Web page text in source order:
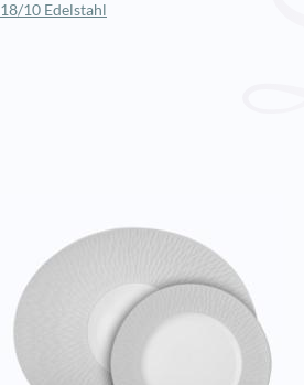
18/10 Edelstahl